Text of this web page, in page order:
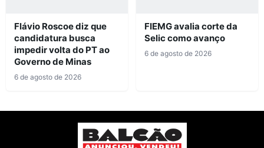
Flávio Roscoe diz que
candidatura busca
impedir volta do PT ao
Governo de Minas
6 de agosto de 2026
FIEMG avalia corte da
Selic como avanço
6 de agosto de 2026